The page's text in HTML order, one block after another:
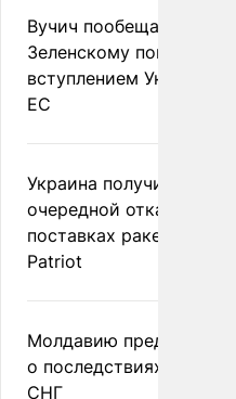
Вучич пообещал
Зеленскому помочь со
вступлением Украины в
ЕС
Украина получила
очередной отказ в
поставках ракет для
Patriot
Молдавию
о последствиях выхода
СНГ